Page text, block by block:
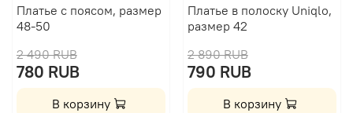
Платье с поясом, размер
48-50
2 490 RUB
780 RUB
В корзину
Платье в полоску Uniqlo,
размер 42
2 890 RUB
790 RUB
В корзину